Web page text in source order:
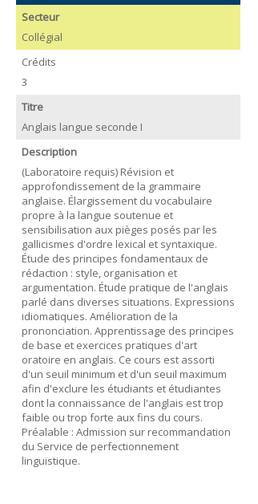
Secteur
Collégial
Crédits
3
Titre
Anglais langue seconde I
Description
(Laboratoire requis) Révision et
approfondissement de la grammaire
anglaise. Élargissement du vocabulaire
propre à la langue soutenue et
sensibilisation aux pièges posés par les
gallicismes d'ordre lexical et syntaxique.
Étude des principes fondamentaux de
rédaction : style, organisation et
argumentation. Étude pratique de l'anglais
parlé dans diverses situations. Expressions
idiomatiques. Amélioration de la
prononciation. Apprentissage des principes
de base et exercices pratiques d'art
oratoire en anglais. Ce cours est assorti
d'un seuil minimum et d'un seuil maximum
afin d'exclure les étudiants et étudiantes
dont la connaissance de l'anglais est trop
faible ou trop forte aux fins du cours.
Préalable : Admission sur recommandation
du Service de perfectionnement
linguistique.